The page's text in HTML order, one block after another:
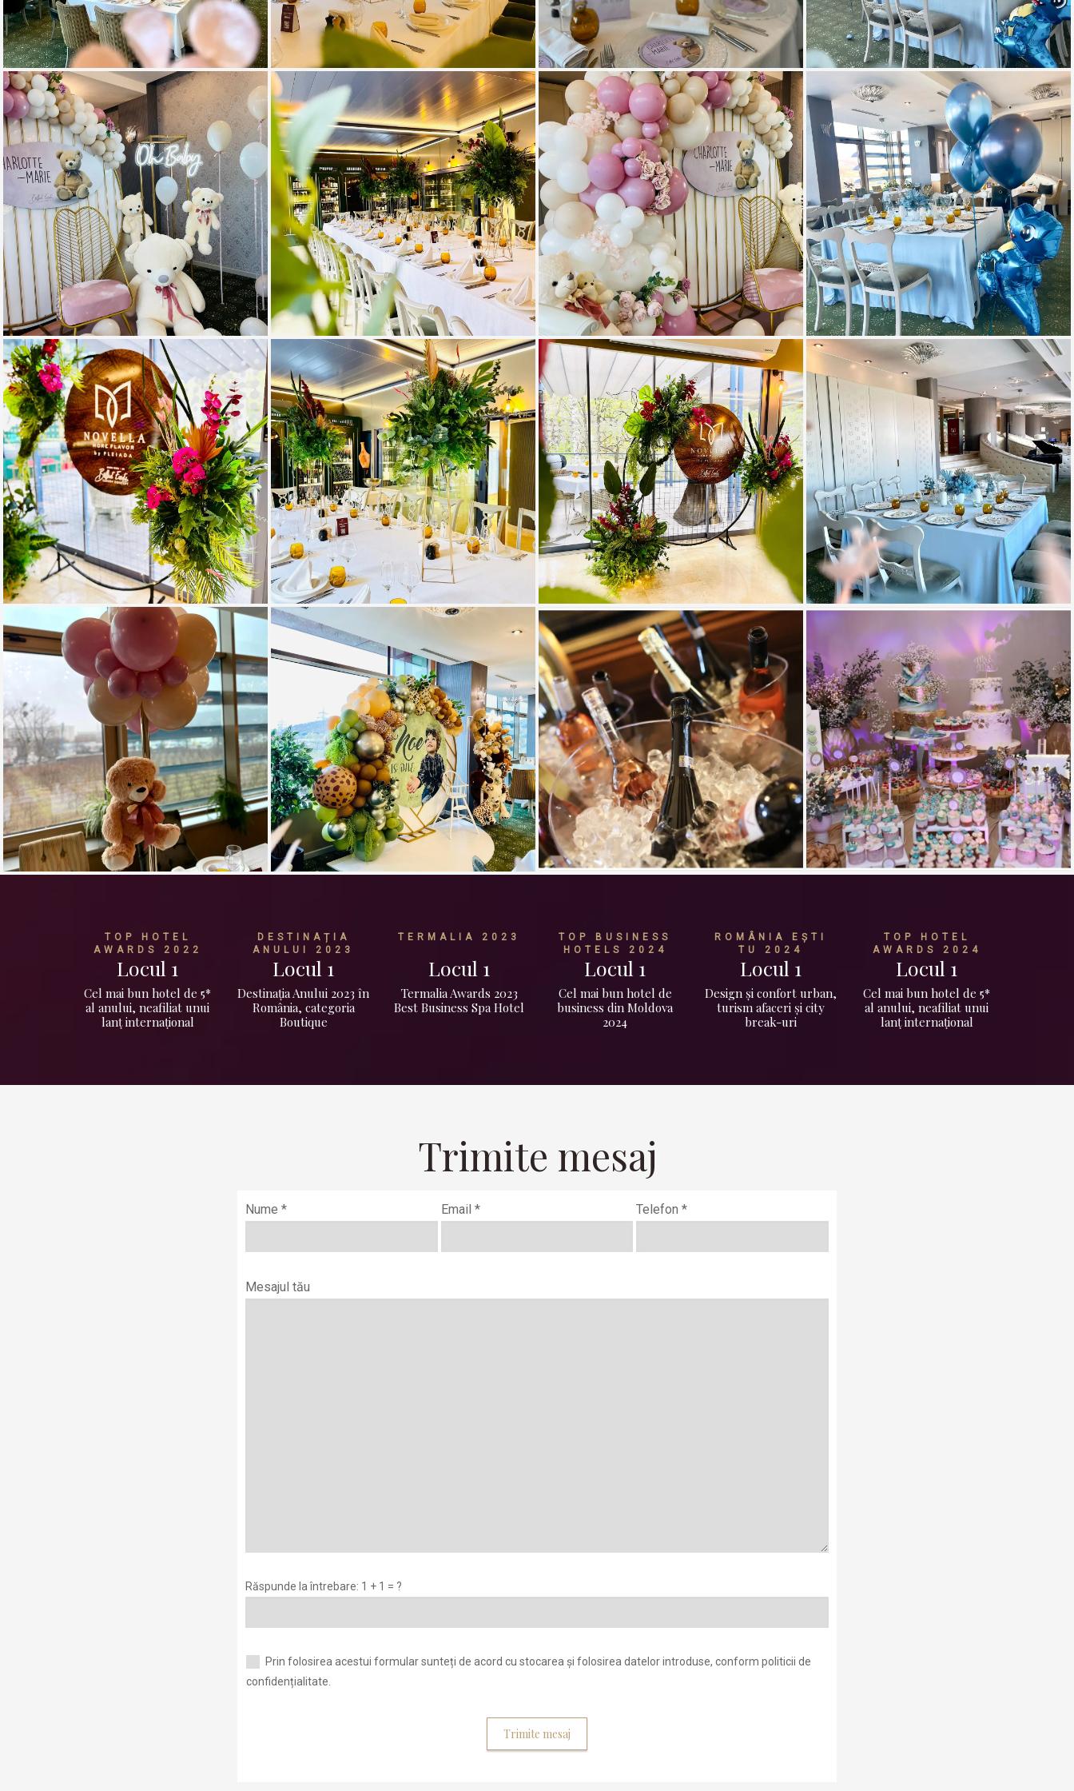
TOP HOTEL
AWARDS 2022
Locul 1
Cel mai bun hotel de 5*
al anului, neafiliat unui
lanț internațional
DESTINAȚIA
ANULUI 2023
Locul 1
Destinația Anului 2023 în
România, categoria
Boutique
TERMALIA 2023
Locul 1
Termalia Awards 2023
Best Business Spa Hotel
TOP BUSINESS
HOTELS 2024
Locul 1
Cel mai bun hotel de
business din Moldova
2024
ROMÂNIA EȘTI
TU 2024
Locul 1
Design și confort urban,
turism afaceri și city
break-uri
TOP HOTEL
AWARDS 2024
Locul 1
Cel mai bun hotel de 5*
al anului, neafiliat unui
lanț internațional
Trimite mesaj
Nume * Email * Telefon *
Mesajul tău
Răspunde la întrebare: 1 + 1 = ?
Prin folosirea acestui formular sunteți de acord cu stocarea și folosirea datelor introduse, conform politicii de
confidențialitate.